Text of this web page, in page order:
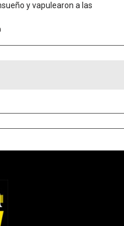
y vapulearon a las